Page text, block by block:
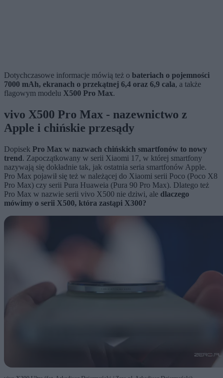
Dotychczasowe informacje mówią też o bateriach o pojemności
7000 mAh, ekranach o przekątnej 6,4 oraz 6,9 cala, a także
flagowym modelu X500 Pro Max.
vivo X500 Pro Max - nazewnictwo z
Apple i chińskie przesądy
Dopisek Pro Max w nazwach chińskich smartfonów to nowy
trend. Zapoczątkowany w serii Xiaomi 17, w której smartfony
nazywają się dokładnie tak, jak ostatnia seria smartfonów Apple.
Pro Max pojawił się też w należącej do Xiaomi serii Poco (Poco X8
Pro Max) czy serii Pura Huaweia (Pura 90 Pro Max). Dlatego też
Pro Max w nazwie serii vivo X500 nie dziwi, ale dlaczego
mówimy o serii X500, która zastąpi X300?